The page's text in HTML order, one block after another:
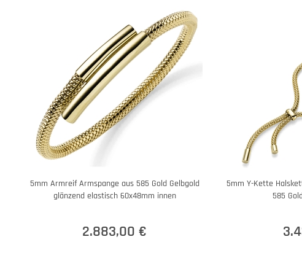
5mm Armreif Armspange aus 585 Gold Gelbgold
glänzend elastisch 60x48mm innen
2.883,00 €
5mm Y-Kette
585